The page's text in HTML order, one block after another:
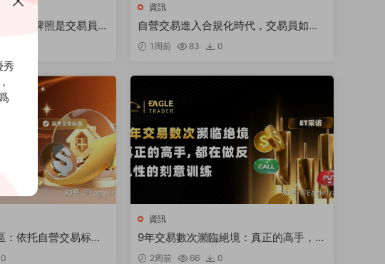
監管牌照是交易員選
資訊
自營交易進入合規化時代，交易員如何
選擇長期發展平台?
1周前 83 0
：依托自營交易标
源
0
資訊
9年交易數次瀕臨絕境：真正的高手，都
在做反人性的刻意訓練
2周前 66 0
秀